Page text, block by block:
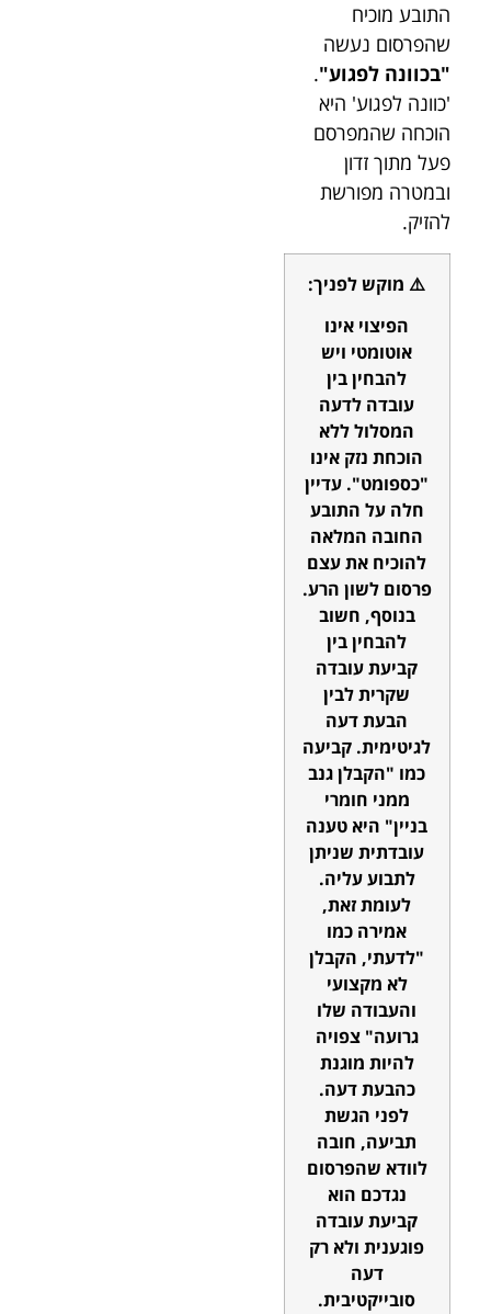
התובע מוכיח
שהפרסום נעשה
"בכוונה לפגוע".
'כוונה לפגוע' היא
הוכחה שהמפרסם
פעל מתוך זדון
ובמטרה מפורשת
להזיק.
⚠️ מוקש לפניך:
הפיצוי אינו
אוטומטי ויש
להבחין בין
עובדה לדעה
המסלול ללא
הוכחת נזק אינו
"כספומט". עדיין
חלה על התובע
החובה המלאה
להוכיח את עצם
פרסום לשון הרע.
בנוסף, חשוב
להבחין בין
קביעת עובדה
שקרית לבין
הבעת דעה
לגיטימית. קביעה
כמו "הקבלן גנב
ממני חומרי
בניין" היא טענה
עובדתית שניתן
לתבוע עליה.
לעומת זאת,
אמירה כמו
"לדעתי, הקבלן
לא מקצועי
והעבודה שלו
גרועה" צפויה
להיות מוגנת
כהבעת דעה.
לפני הגשת
תביעה, חובה
לוודא שהפרסום
נגדכם הוא
קביעת עובדה
פוגענית ולא רק
דעה
סובייקטיבית.